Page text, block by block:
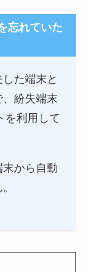
忘れていた
た端末と
紛失端末
を利用して
から自動